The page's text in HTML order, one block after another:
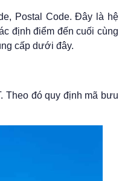
Postal Code. Đây là hệ
định điểm đến cuối cùng
cấp dưới đây.
Theo đó quy định mã bưu